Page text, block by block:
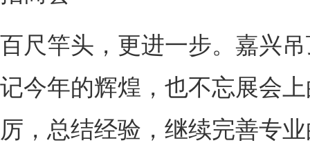
百尺竿头，更进一步。嘉兴
记今年的辉煌，也不忘展会
厉，总结经验，继续完善专